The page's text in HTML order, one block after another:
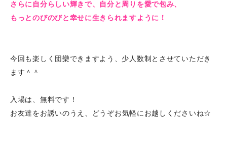
さらに自分らしい輝きで、自分と周りを愛で包み、
もっとのびのびと幸せに生きられますように！
今回も楽しく団欒できますよう、少人数制とさせていただき
ます＾＾
入場は、無料です！
お友達をお誘いのうえ、
どうぞお気軽にお越しくださいね☆